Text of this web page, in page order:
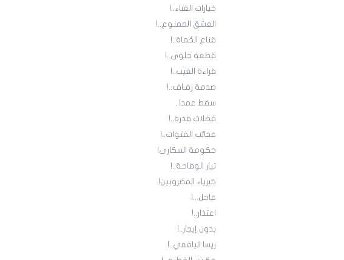
خيارات الغباء..!
العشق الممنوع..!
قناع الحُماة..!
قطعة حلوى..!
قراءة الغيب..!
صدمة زفـاف..!
سقط عمدا..
فضلات قذرة..!
عجائب الفتوات..!
حكومة السكارى!
تيار الوقاحة..!
كبرياء المضروبين!
عاجل...!
اعتذار..!
بدون إيجار..!
ريسا اليافعي..!